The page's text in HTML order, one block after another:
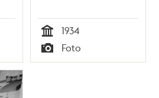
Tid
1934
Typ
Foto